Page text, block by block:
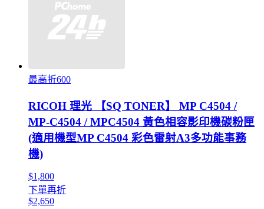
最高折600
RICOH 理光 【SQ TONER】 MP C4504 /
MP-C4504 / MPC4504 黃色相容影印機碳粉匣
(適用機型MP C4504 彩色雷射A3多功能事務
機)
$1,800
下單再折
$2,650